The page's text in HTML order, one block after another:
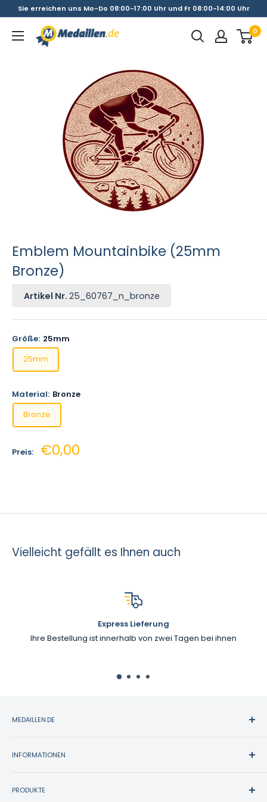
Direkt
zum
Inhalt
Sie erreichen uns Mo-Do 08:00-17:00 Uhr und Fr 08:00-14:00 Uhr
Medaillen.de 0
Emblem Mountainbike (25mm
Bronze)
Artikel Nr. 25_60767_n_bronze
Größe: 25mm
25mm
Material: Bronze
Bronze
Preis: Sonderpreis
€0,00
Vielleicht gefällt es Ihnen auch
Express Lieferung
Ihre Bestellung ist innerhalb von zwei Tagen bei ihnen
MEDAILLEN.DE
Seit über 30 Jahre vertrauen mehr als zwanzigtausend
INFORMATIONEN
Zahlung & Versand
PRODUKTE